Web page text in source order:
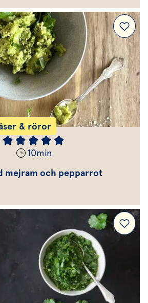
& röror
10min
mejram och pepparrot